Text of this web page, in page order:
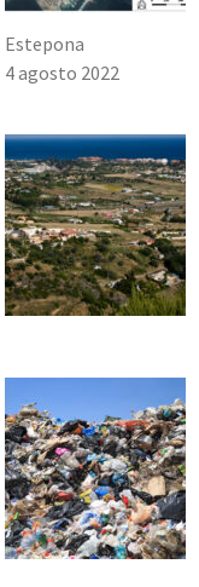
Estepona
4 agosto 2022